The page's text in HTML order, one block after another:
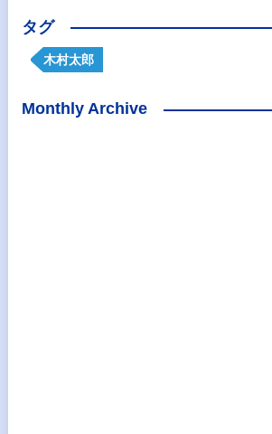
タグ
木村太郎
Monthly Archive